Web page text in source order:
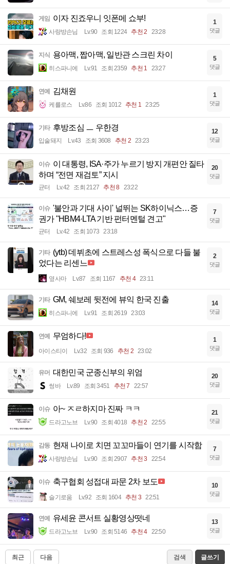
게임 이자 진죠우니 잇폰메 쇼부!
사랑방손님 Lv.90 조회 1224 추천 2 23:28
1
댓글
지식 용아맥, 짭아맥, 일반관 스크린 차이
히스파니에 Lv.91 조회 2359 추천 1 23:27
5
댓글
연예 김채원
케를로스 Lv.86 조회 1012 추천 1 23:25
1
댓글
기타 후방조심 ㅡ 우한경
입술돼지 Lv.43 조회 3608 추천 2 23:23
12
댓글
이슈 이 대통령, ISA·주가 누르기 방지 개편안 질타
하며 “전면 재검토” 지시
균터 Lv.42 조회 2127 추천 8 23:22
20
댓글
이슈 '불안과 기대 사이' 널뛰는 SK하이닉스…증
권가 "HBM4·LTA 기반 펀터멘털 견고"
균터 Lv.42 조회 1073 23:18
7
댓글
기타 (ytb) 데뷔초에 스트레스성 폭식으로 다들 불
었다는 리센느
옆사마 Lv.87 조회 1167 추천 4 23:11
2
댓글
기타 GM, 쉐보레 뒷전에 뷰익 한국 진출
히스파니에 Lv.91 조회 2619 23:03
14
댓글
연예 무엄하다!
아이스티이 Lv.32 조회 936 추천 2 23:02
1
댓글
유머 대한민국 군종신부의 위엄
썽바 Lv.89 조회 3451 추천 7 22:57
20
댓글
이슈 아~ ㅈㄹ하지마 진짜 ㅋㅋ
드라고노브 Lv.90 조회 4018 추천 2 22:55
21
댓글
감동 현재 나이로 치면 꼬꼬마들이 연기를 시작함
사랑방손님 Lv.90 조회 2907 추천 3 22:54
7
댓글
이슈 축구협회 성접대 파문 2차 보도
슬기로움 Lv.92 조회 1604 추천 3 22:51
10
댓글
연예 유세윤 콘서트 실황영상떳네
드라고노브 Lv.90 조회 5146 추천 4 22:50
13
댓글
최근 다음 검색 글쓰기